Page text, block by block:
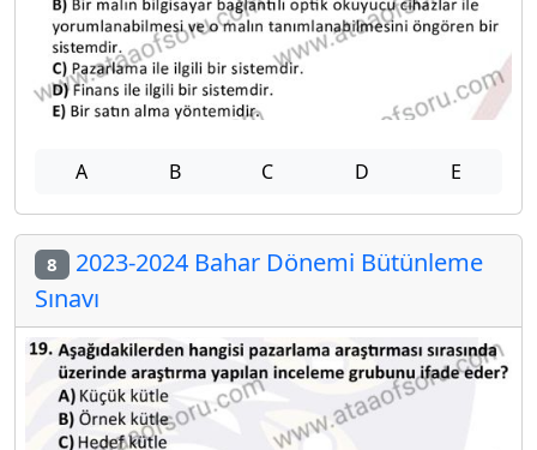
A B C D E
8 2023-2024 Bahar Dönemi Bütünleme
Sınavı